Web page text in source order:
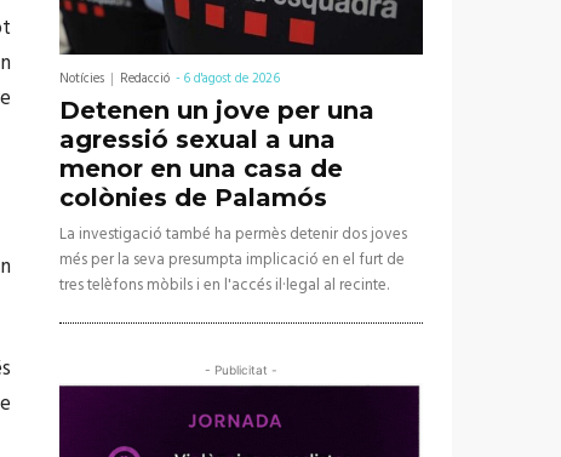
Notícies Redacció -6 d'agost de 2026
Detenen un jove per una
agressió sexual a una
menor en una casa de
colònies de Palamós
La investigació també ha permès detenir dos joves
més per la seva presumpta implicació en el furt de
tres telèfons mòbils i en l'accés il·legal al recinte.
- Publicitat -